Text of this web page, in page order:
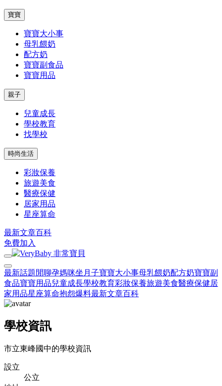
寶寶
寶寶大小事
母乳餵奶
配方奶
寶寶副食品
寶寶用品
親子
兒童成長
學校教育
找學校
時尚生活
彩妝保養
旅遊美食
醫療保健
居家用品
星座算命
最新文章百科
免費加入
最新話題 閒聊孕媽咪坐月子寶寶大小事母乳餵奶配方奶寶寶副
食品寶寶用品兒童成長學校教育彩妝保養旅遊美食醫療保健居
家用品星座算命抱怨爆料最新文章百科
學校資訊
市立東峰國中的學校資訊
設立
公立